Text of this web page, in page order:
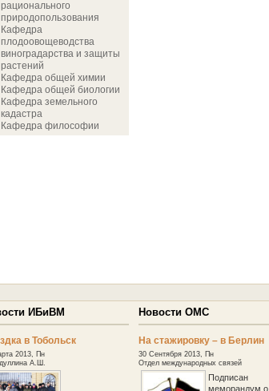
рационального
природопользования
Кафедра
плодоовощеводства
виноградарства и защиты
растений
Кафедра общей химии
Кафедра общей биологии
Кафедра земельного
кадастра
Кафедра философии
ИБиВМ
в Тобольск
2013, Пн
А.Ш.
Новости ОМС
На стажировку – в Берлин
30 Сентября 2013, Пн
Отдел международных связей
Подписан
меморандум о